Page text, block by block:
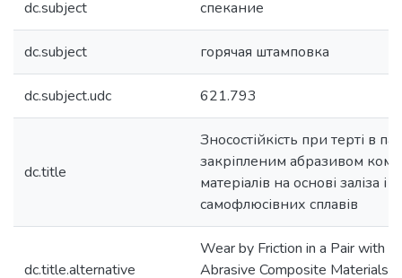
dc.subject спекание
dc.subject горячая штамповка
dc.subject.udc 621.793
dc.title
Зносостійкість при терті в
закріпленим абразивом
матеріалів на основі заліза і
самофлюсівних сплавів
dc.title.alternative
Wear by Friction in a Pair with
Abrasive Composite Materials